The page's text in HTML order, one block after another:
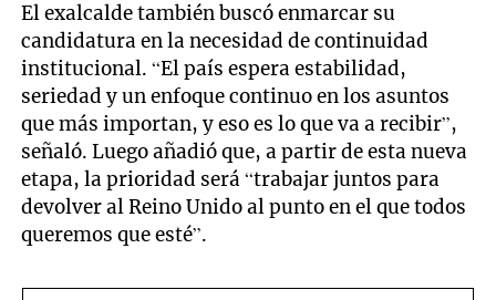
El exalcalde también buscó enmarcar su
candidatura en la necesidad de continuidad
institucional. “El país espera estabilidad,
seriedad y un enfoque continuo en los asuntos
que más importan, y eso es lo que va a recibir”,
señaló. Luego añadió que, a partir de esta nueva
etapa, la prioridad será “trabajar juntos para
devolver al Reino Unido al punto en el que todos
queremos que esté”.